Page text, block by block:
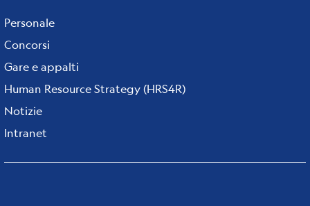
Personale
Concorsi
Gare e appalti
Human Resource Strategy (HRS4R)
Notizie
Intranet